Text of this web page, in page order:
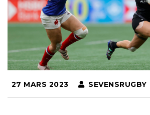
27 MARS 2023 SEVENSRUGBY